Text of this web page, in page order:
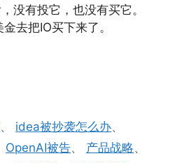
没有投它，也没有买它。
去把IO买下来了。
、 idea被抄袭怎么办、
OpenAI被告、 产品战略、